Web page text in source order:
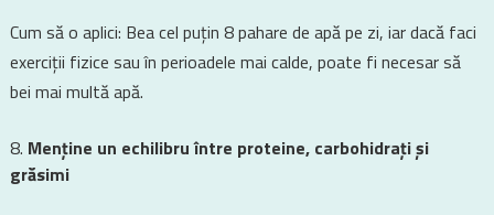
Cum să o aplici: Bea cel puțin 8 pahare de apă pe zi, iar dacă faci
exerciții fizice sau în perioadele mai calde, poate fi necesar să
bei mai multă apă.
Menține un echilibru între proteine, carbohidrați și
grăsimi